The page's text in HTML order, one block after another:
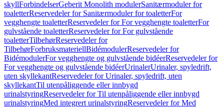
skyllForbindelserGeberit Monolith modulerSanitærmoduler for
toaletterReservedeler for Sanitærmoduler for toaletterFor
vegghengte toaletterReservedeler for For vegghengte toaletterFor
gulvstående toaletterReservedeler for For gulvstående
toaletterTilbehørReservedeler for
TilbehørForbruksmateriellBidémodulerReservedeler for
BidémodulerFor vegghengte og gulvstående bidéerReservedeler for
For vegghengte og gulvstående bidéerUrinalerUrinaler, spyledrift,
uten skyllekantReservedeler for Urinaler, spyledrift, uten
skyllekantTil utenpåliggende eller innbygd
urinalstyringReservedeler for Til utenpåliggende eller innbygd
urinalstyringMed integrert urinalstyringReservedeler for Med